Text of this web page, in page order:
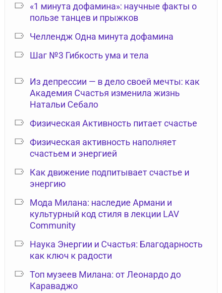
«1 минута дофамина»: научные факты о
пользе танцев и прыжков
Челлендж Одна минута дофамина
Шаг №3 Гибкость ума и тела
Из депрессии — в дело своей мечты: как
Академия Счастья изменила жизнь
Натальи Себало
Физическая Активность питает счастье
Физическая активность наполняет
счастьем и энергией
Как движение подпитывает счастье и
энергию
Мода Милана: наследие Армани и
культурный код стиля в лекции LAV
Community
Наука Энергии и Счастья: Благодарность
как ключ к радости
Топ музеев Милана: от Леонардо до
Караваджо